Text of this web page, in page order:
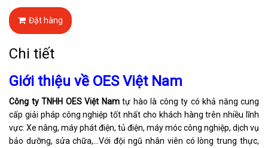
Đặt hàng
Chi tiết
Giới thiệu về OES Việt Nam
Công ty TNHH OES Việt Namtự hào là công ty có khả năng cung
cấp giải pháp công nghiệp tốt nhất cho khách hàng trên nhiều lĩnh
vực: Xe nâng, máy phát điện, tủ điện, máy móc công nghiệp, dịch vụ
bảo dưỡng, sửa chữa,…Với đội ngũ nhân viên có lòng trung thực,